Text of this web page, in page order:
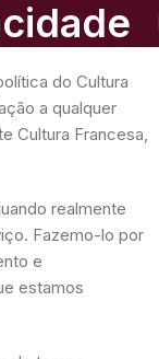
do Cultura
a qualquer
Cultura Francesa,
realmente
Fazemo-lo por
e
estamos